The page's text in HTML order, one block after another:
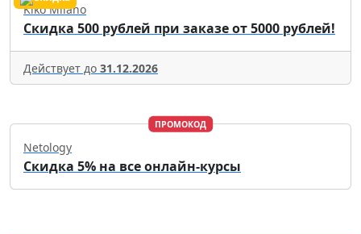
Kiko Milano
Скидка 500 рублей при заказе от 5000 рублей!
Действует до 31.12.2026
ПРОМОКОД
Netology
Скидка 5% на все онлайн-курсы